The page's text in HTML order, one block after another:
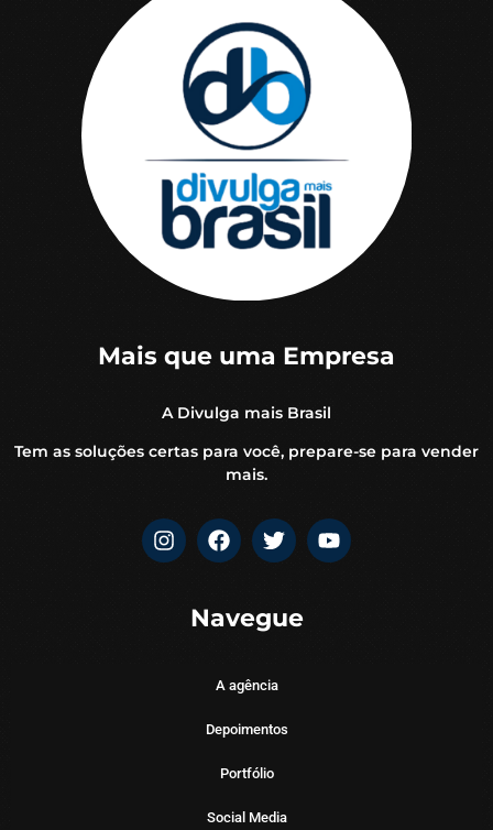
Mais que uma Empresa
A Divulga mais Brasil
Tem as soluções certas para você, prepare-se para vender
mais.
Navegue
A agência
Depoimentos
Portfólio
Social Media